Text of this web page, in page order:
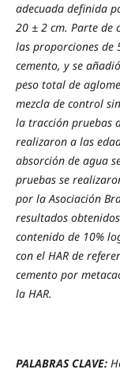
adecuada definida
20 ± 2 cm. Parte de
las proporciones de
cemento, y se
peso total de
mezcla de control
la tracción pruebas
realizaron a las
absorción de agua
pruebas se
por la Asociación
resultados
contenido de 10%
con el HAR de
cemento por
la HAR.
PALABRAS CLAVE: